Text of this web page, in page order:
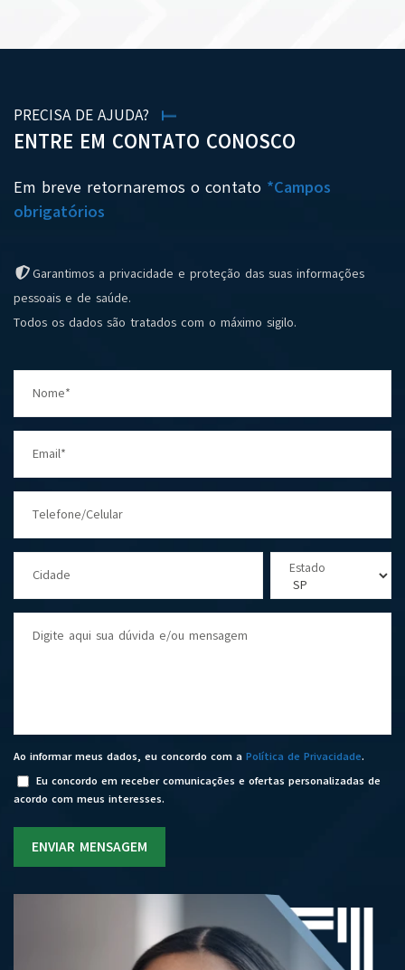
PRECISA DE AJUDA?
ENTRE EM CONTATO CONOSCO
Em breve retornaremos o contato *Campos
obrigatórios
Garantimos a privacidade e proteção das suas informações
pessoais e de saúde.
Todos os dados são tratados com o máximo sigilo.
Nome*
Email*
Telefone/Celular
Cidade Estado
Digite aqui sua dúvida e/ou mensagem
Ao informar meus dados, eu concordo com a Política de Privacidade.
Eu concordo em receber comunicações e ofertas personalizadas de
acordo com meus interesses.
ENVIAR MENSAGEM